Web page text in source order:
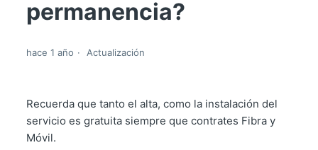
permanencia?
hace 1 año Actualización
Recuerda que tanto el alta, como la instalación del
servicio es gratuita siempre que contrates Fibra y
Móvil.